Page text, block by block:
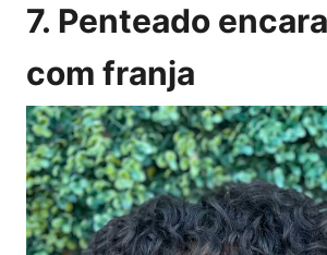
7. Penteado
com franja